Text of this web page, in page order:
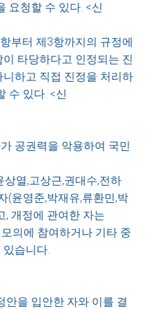
요청할 수 있다. <신
부터 제3항까지의 규정에
타당하다고 인정되는 진
하고 직접 진정을 처리하
수 있다. <신
공권력을 악용하여 국민
열,고상근,권대수,전하
(윤영준,박재유,류환민,박
, 개정에 관여한 자는
의에 참여하거나 기타 중
습니다.
안을 입안한 자와 이를 결